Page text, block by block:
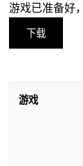
游戏已准备好
下载
游戏